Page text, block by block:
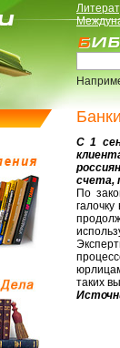
С 1
счета,
По
таких